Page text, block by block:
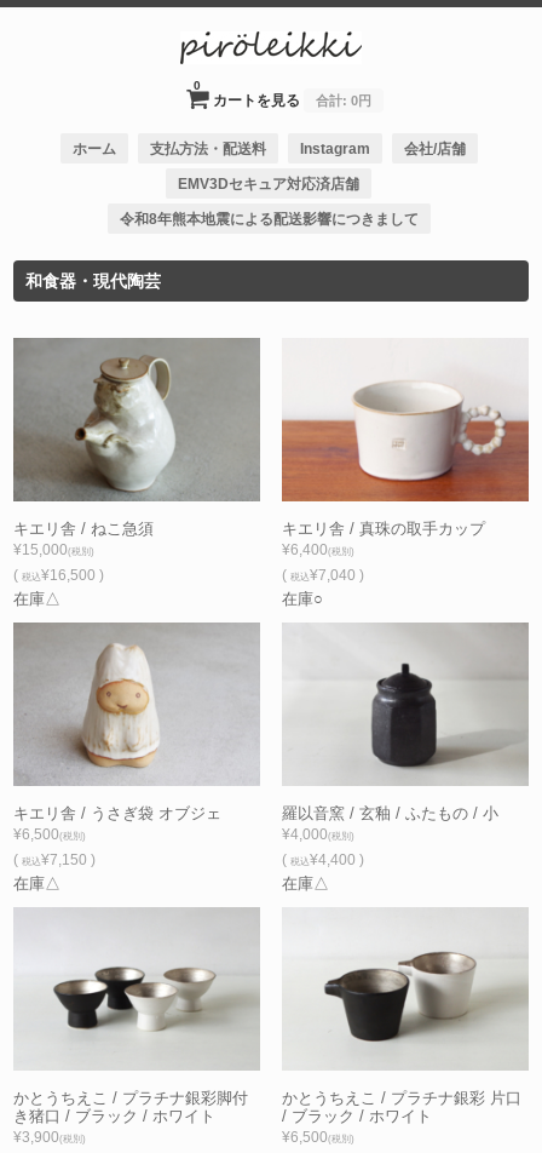
カートを見る
0
合計: 0円
ホーム 支払方法・配送料 Instagram 会社/店舗
EMV3Dセキュア対応済店舗
令和8年熊本地震による配送影響につきまして
和食器・現代陶芸
キエリ舎 / ねこ急須
¥15,000(税別)
(税込¥16,500 )
在庫△
キエリ舎 / 真珠の取手カップ
¥6,400(税別)
( 税込¥7,040 )
在庫○
キエリ舎 / うさぎ袋 オブジェ
¥6,500(税別)
(税込¥7,150 )
在庫△
羅以音窯 / 玄釉 / ふたもの / 小
¥4,000(税別)
( 税込¥4,400 )
在庫△
かとうちえこ / プラチナ銀彩脚付
き猪口 / ブラック / ホワイト
¥3,900(税別)
かとうちえこ / プラチナ銀彩 片口
/ ブラック / ホワイト
¥6,500(税別)